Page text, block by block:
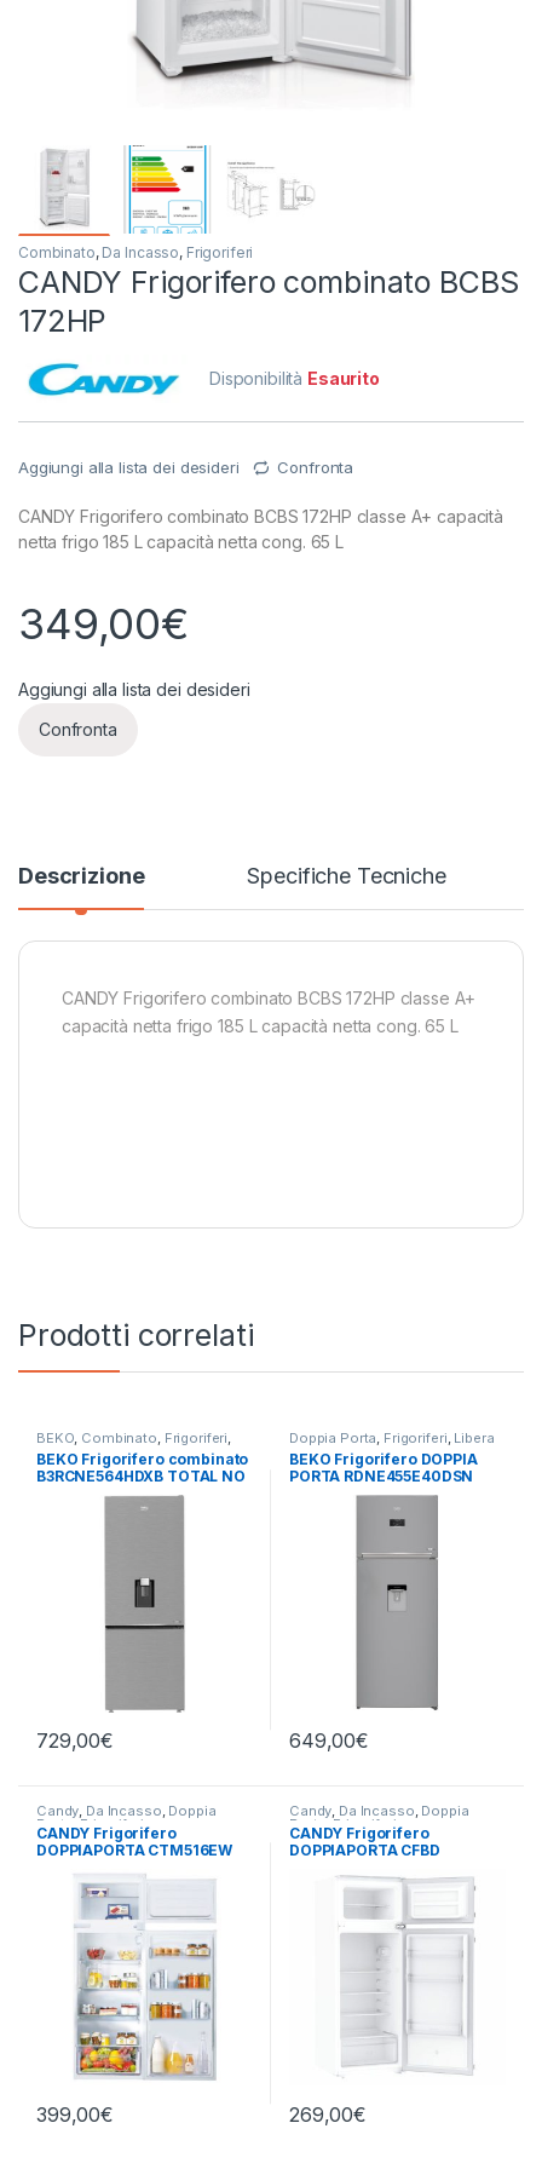
Combinato, Da Incasso, Frigoriferi
CANDY Frigorifero combinato BCBS
172HP
Disponibilità Esaurito
Aggiungi alla lista dei desideri Confronta
CANDY Frigorifero combinato BCBS 172HP classe A+ capacità
netta frigo 185 L capacità netta cong. 65 L
349,00€
Aggiungi alla lista dei desideri
Confronta
Descrizione Specifiche Tecniche
CANDY Frigorifero combinato BCBS 172HP classe A+
capacità netta frigo 185 L capacità netta cong. 65 L
Prodotti correlati
BEKO Combinato Frigoriferi
Libera Installazione
BEKO Frigorifero combinato
B3RCNE564HDXB TOTAL NO
729,00€
Doppia Porta Frigoriferi Libera
Installazione
BEKO Frigorifero DOPPIA
PORTA RDNE455E40DSN
TOTAL NO FROST
649,00€
Candy, Da Incasso, Doppia
Porta,Frigoriferi
CANDY Frigorifero
DOPPIAPORTA CTM516EW
399,00€
Candy, Da Incasso, Doppia
Porta,Frigoriferi
CANDY Frigorifero
DOPPIAPORTA CFBD
269,00€